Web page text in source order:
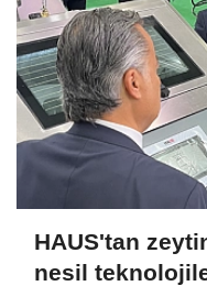
HAUS'tan
nesil